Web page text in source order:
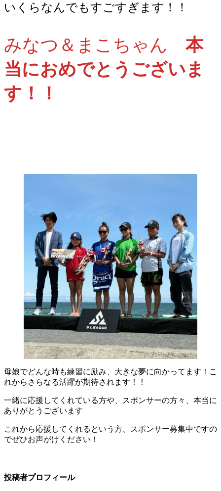
いくらなんでもすごすぎます！！
みなつ＆まこちゃん 本
当におめでとうございま
す！！
母娘でどんな時も練習に励み、大きな夢に向かってます！こ
れからさらなる活躍が期待されます！！
一緒に応援してくれている方や、スポンサーの方々、本当に
ありがとうございます
これから応援してくれるという方、スポンサー募集中ですの
でぜひお声がけください！
投稿者プロフィール